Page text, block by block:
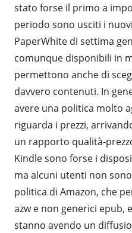
stato forse il primo a
periodo sono usciti i
PaperWhite di settima
comunque disponibili in
permettono anche di
davvero contenuti. In
avere una politica molto
riguarda i prezzi,
un rapporto qualità-
Kindle sono forse i
ma alcuni utenti non
politica di Amazon, che
azw e non generici epub,
stanno avendo un